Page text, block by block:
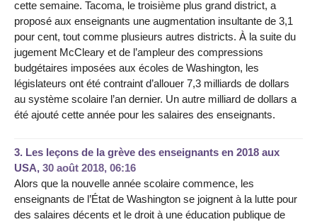
cette semaine. Tacoma, le troisième plus grand district, a
proposé aux enseignants une augmentation insultante de 3,1
pour cent, tout comme plusieurs autres districts. À la suite du
jugement McCleary et de l’ampleur des compressions
budgétaires imposées aux écoles de Washington, les
législateurs ont été contraint d’allouer 7,3 milliards de dollars
au système scolaire l’an dernier. Un autre milliard de dollars a
été ajouté cette année pour les salaires des enseignants.
3. Les leçons de la grève des enseignants en 2018 aux
USA, 30 août 2018, 06:16
Alors que la nouvelle année scolaire commence, les
enseignants de l’État de Washington se joignent à la lutte pour
des salaires décents et le droit à une éducation publique de